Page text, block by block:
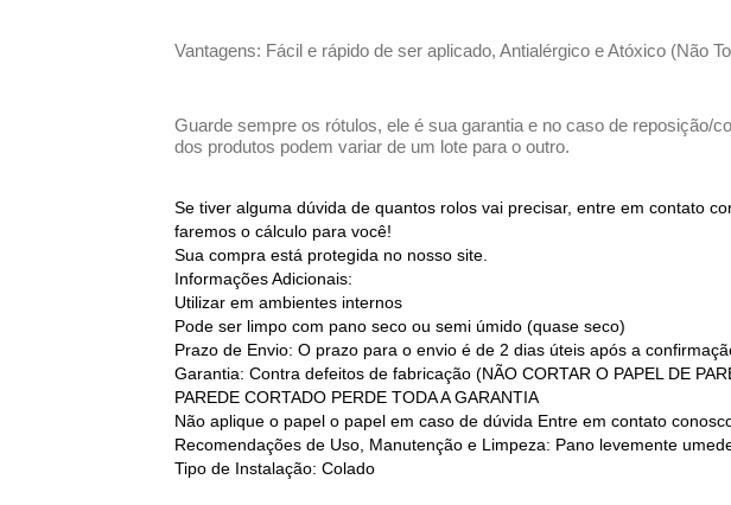
Vantagens: Fácil e rápido de ser aplicado, Antialérgico e Atóxico (Não
Guarde sempre os rótulos, ele é sua garantia e no caso de reposição/
dos produtos podem variar de um lote para o outro.
Se tiver alguma dúvida de quantos rolos vai precisar, entre em contato
faremos o cálculo para você!
Sua compra está protegida no nosso site.
Informações Adicionais:
Utilizar em ambientes internos
Pode ser limpo com pano seco ou semi úmido (quase seco)
Prazo de Envio: O prazo para o envio é de 2 dias úteis após a
Garantia: Contra defeitos de fabricação (NÃO CORTAR O PAPEL DE
PAREDE CORTADO PERDE TODA A GARANTIA
Não aplique o papel o papel em caso de dúvida Entre em contato
Recomendações de Uso, Manutenção e Limpeza: Pano levemente
Tipo de Instalação: Colado